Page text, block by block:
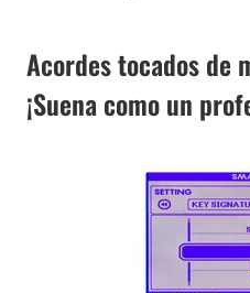
Acordes tocados de
¡Suena como un